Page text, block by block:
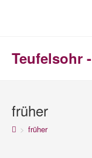
Teufelsohr
früher
> früher